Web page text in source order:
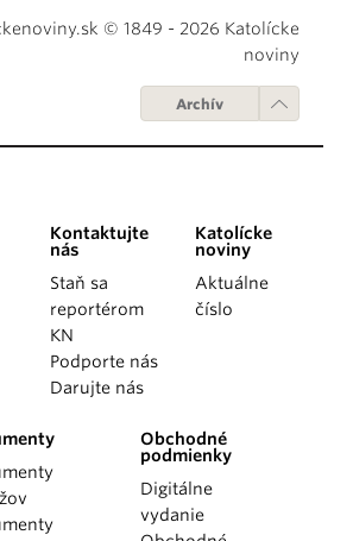
© 1849 - 2026 Katolícke
noviny
Archív
Kontaktujte
nás
Staň sa
reportérom
KN
Podporte nás
Darujte nás
Katolícke
noviny
Aktuálne
číslo
Obchodné
podmienky
Digitálne
vydanie